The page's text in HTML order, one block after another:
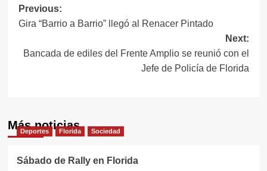
Navegación
de
entradas
Previous:
Gira “Barrio a Barrio” llegó al Renacer Pintado
Next:
Bancada de ediles del Frente Amplio se reunió con el
Jefe de Policía de Florida
Más noticias
Deportes Florida Sociedad
Sábado de Rally en Florida